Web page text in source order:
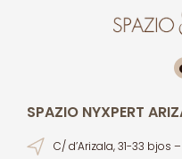
SPAZIO NYXPERT
C/ d’Arizala, 31-33 bjos